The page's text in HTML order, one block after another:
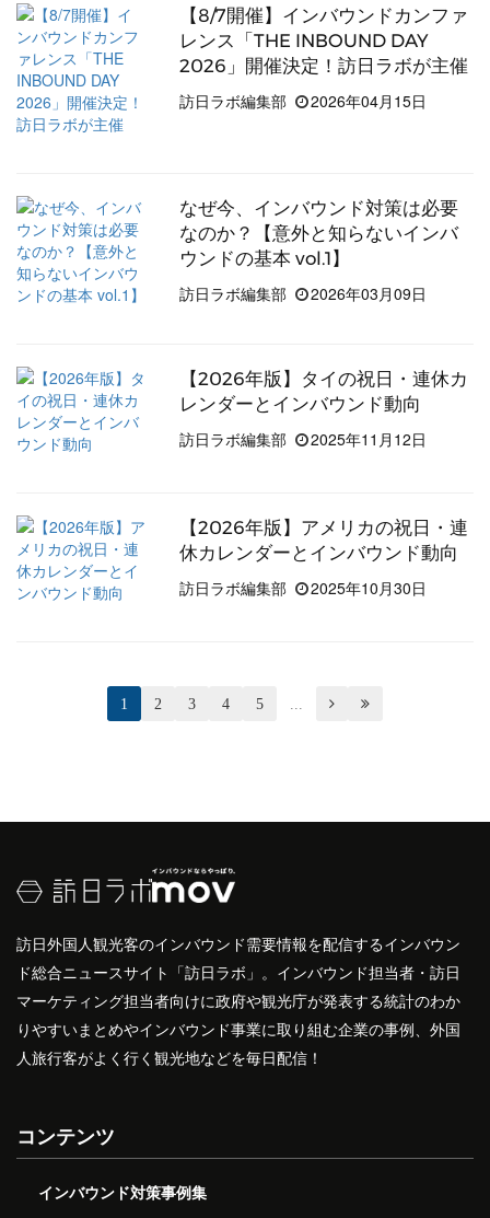
【8/7開催】インバウンドカンファ
レンス「THE INBOUND DAY
2026」開催決定！訪日ラボが主催
訪日ラボ編集部
2026年04月15日
なぜ今、インバウンド対策は必要
なのか？【意外と知らないインバ
ウンドの基本 vol.1】
訪日ラボ編集部
2026年03月09日
【2026年版】タイの祝日・連休カ
レンダーとインバウンド動向
訪日ラボ編集部
2025年11月12日
【2026年版】アメリカの祝日・連
休カレンダーとインバウンド動向
訪日ラボ編集部
2025年10月30日
1 2 3 4 5  
訪日外国人観光客のインバウンド需要情報を配信するインバウン
ド総合ニュースサイト「訪日ラボ」。インバウンド担当者・訪日
マーケティング担当者向けに政府や観光庁が発表する統計のわか
りやすいまとめやインバウンド事業に取り組む企業の事例、外国
人旅行客がよく行く観光地などを毎日配信！
コンテンツ
インバウンド対策事例集